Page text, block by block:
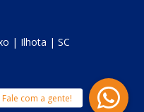
| Ilhota | SC